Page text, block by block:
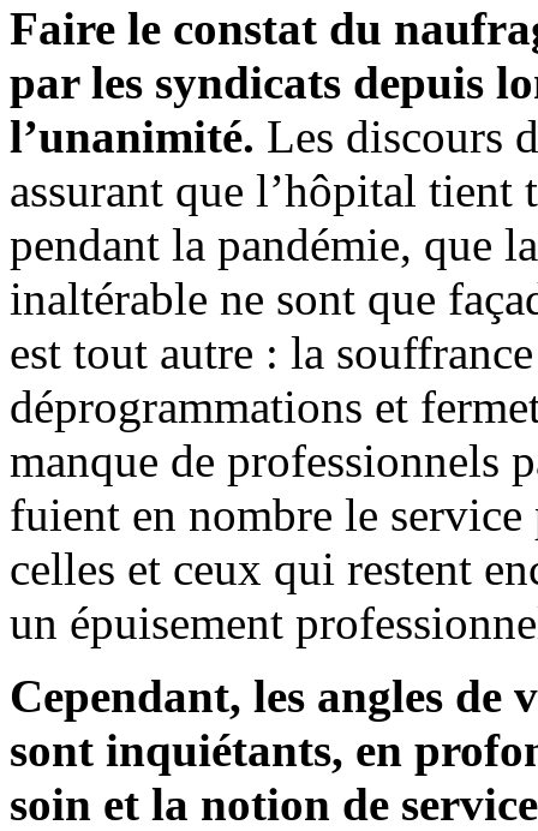
Faire le constat du
par les syndicats depuis
l’unanimité. Les discours
assurant que l’hôpital
pendant la pandémie, que
inaltérable ne sont que
est tout autre : la
déprogrammations et
manque de professionnels
fuient en nombre le
celles et ceux qui restent
un épuisement
Cependant, les angles
sont inquiétants, en
soin et la notion de